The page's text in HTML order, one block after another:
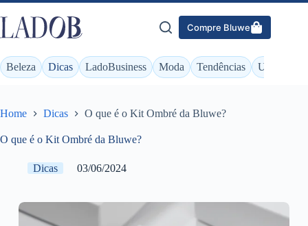
Pular
para
o
conteúdo
Compre Bluwe
Beleza Dicas LadoBusiness Moda Tendências Unhas
Home Dicas O que é o Kit Ombré da Bluwe?
O que é o Kit Ombré da Bluwe?
Dicas 03/06/2024